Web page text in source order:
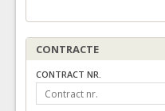
CONTRACTE
CONTRACT NR.